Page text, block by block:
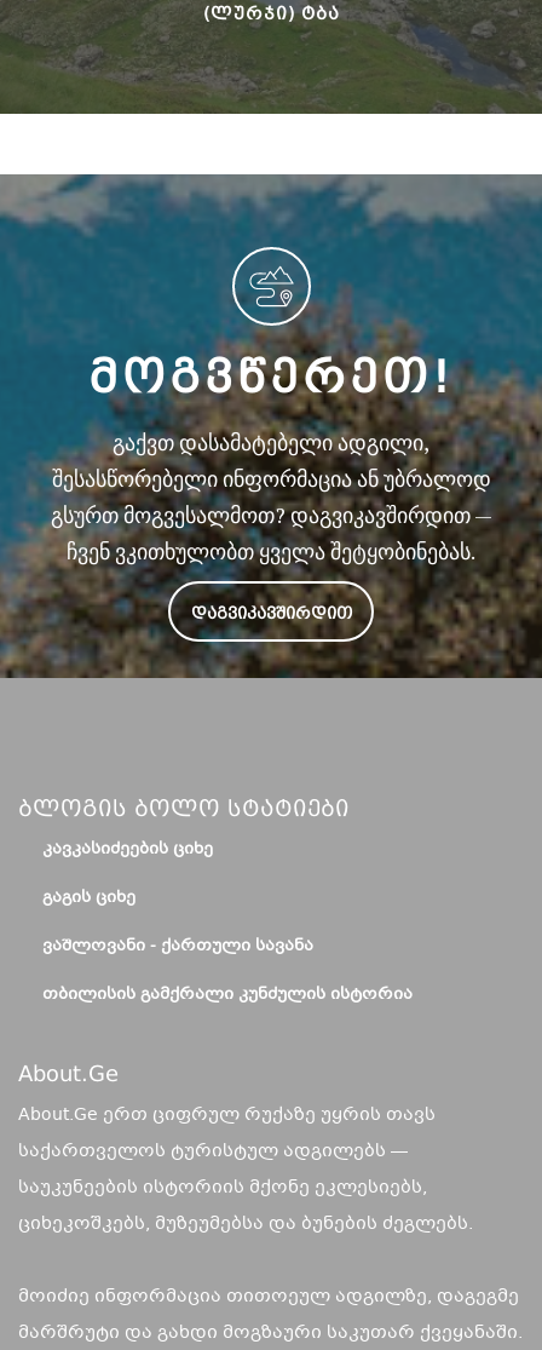
(ᲚᲣᲠᲯᲘ) ᲢᲑᲐ
ᲛᲝᲒᲕᲬᲔᲠᲔᲗ!
გაქვთ დასამატებელი ადგილი,
შესასწორებელი ინფორმაცია ან უბრალოდ
გსურთ მოგვესალმოთ? დაგვიკავშირდით —
ჩვენ ვკითხულობთ ყველა შეტყობინებას.
ᲓᲐᲒᲕᲘᲙᲐᲕᲨᲘᲠᲓᲘᲗ
Ბლოგის Ბოლო Სტატიები
ᲙᲐᲕᲙᲐᲡᲘᲫᲔᲔᲑᲘᲡ ᲪᲘᲮᲔ
ᲒᲐᲒᲘᲡ ᲪᲘᲮᲔ
ᲕᲐᲨᲚᲝᲕᲐᲜᲘ - ᲥᲐᲠᲗᲣᲚᲘ ᲡᲐᲕᲐᲜᲐ
ᲗᲑᲘᲚᲘᲡᲘᲡ ᲒᲐᲛᲥᲠᲐᲚᲘ ᲙᲣᲜᲫᲣᲚᲘᲡ ᲘᲡᲢᲝᲠᲘᲐ
About.ge
About.Ge ერთ ციფრულ რუქაზე უყრის თავს
საქართველოს ტურისტულ ადგილებს —
საუკუნეების ისტორიის მქონე ეკლესიებს,
ციხეკოშკებს, მუზეუმებსა და ბუნების ძეგლებს.
მოიძიე ინფორმაცია თითოეულ ადგილზე, დაგეგმე
მარშრუტი და გახდი მოგზაური საკუთარ ქვეყანაში.